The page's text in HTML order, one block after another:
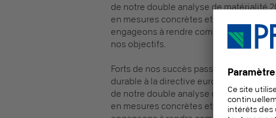
de notre double analyse de matérialité
en mesures concrètes et en objectifs
engageons à rendre compte
nos objectifs.
Forts de nos succès passés, nous
durable à la directive européenne sur
de notre double analyse de matérialité
en mesures concrètes et en objectifs